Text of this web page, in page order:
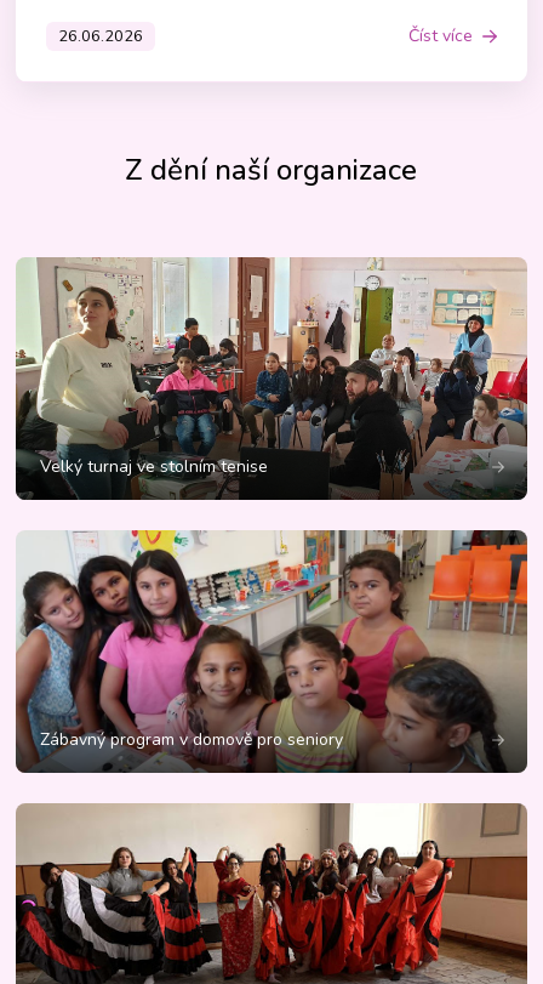
26.06.2026 Číst více
Z dění naší organizace
Velký turnaj ve stolním tenise
Zábavný program v domově pro seniory